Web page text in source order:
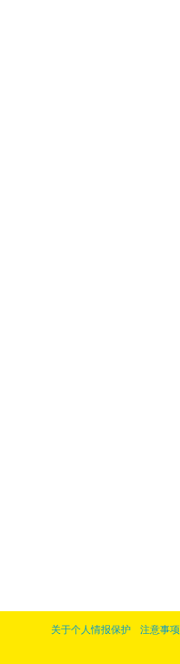
关于个人情报保护 注意事项